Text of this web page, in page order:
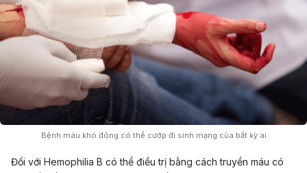
Bệnh máu khó đông có thể cướp đi sinh mạng của bất kỳ ai
Đối với Hemophilia B có thể điều trị bằng cách truyền máu có